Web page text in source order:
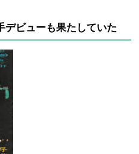
デビューも果たしていた